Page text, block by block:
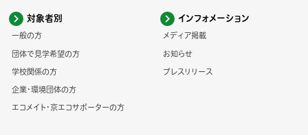
対象者別
一般の方
団体で見学希望の方
学校関係の方
企業・環境団体の方
エコメイト・京エコサポーターの方
インフォメーション
メディア掲載
お知らせ
プレスリリース